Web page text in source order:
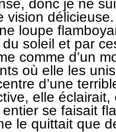
donc je ne
vision
loupe
soleil et par
comme d’un
où elle les
d’une
elle éclairait,
se faisait
le quittait que